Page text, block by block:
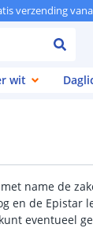
verzending
wit
name de
en de Epistar
eventueel